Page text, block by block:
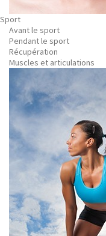
Sport
Avant le sport
Pendant le sport
Récupération
Muscles et articulations